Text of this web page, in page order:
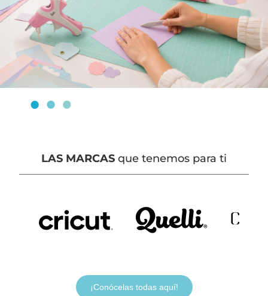
LAS MARCAS que tenemos para ti
¡Conócelas todas aquí!